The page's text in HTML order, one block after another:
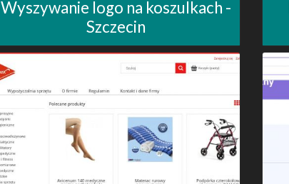
Wyszywanie logo na koszulkach -
Szczecin